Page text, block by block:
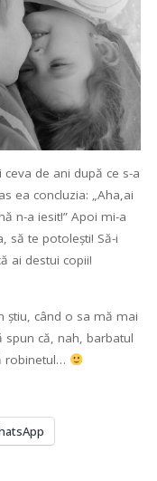
de ani după ce s-a
ea concluzia: „Aha,ai
n-a iesit!” Apoi mi-a
să te potolești! Să-i
ai destui copii!
știu, când o sa mă mai
că, nah, barbatul
robinetul…